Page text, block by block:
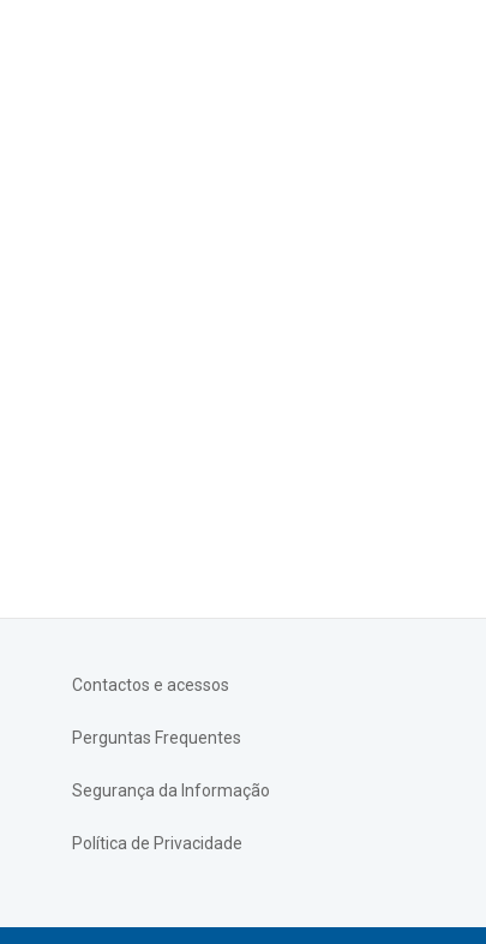
Contactos e acessos
Perguntas Frequentes
Segurança da Informação
Política de Privacidade